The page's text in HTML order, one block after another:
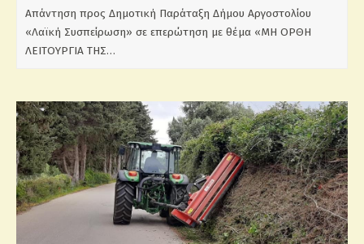
Απάντηση προς Δημοτική Παράταξη Δήμου Αργοστολίου
«Λαϊκή Συσπείρωση» σε επερώτηση με θέμα «ΜΗ ΟΡΘΗ
ΛΕΙΤΟΥΡΓΙΑ ΤΗΣ…